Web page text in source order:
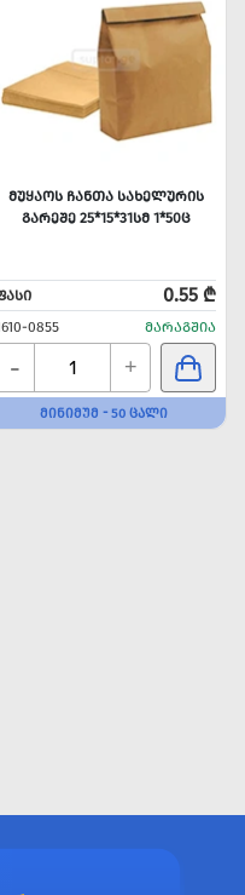
ᲛᲣᲧᲐᲝᲡ ᲩᲐᲜᲗᲐ ᲡᲐᲮᲔᲚᲣᲠᲘᲡ
ᲒᲐᲠᲔᲨᲔ 25*15*31ᲡᲛ 1*50Ც
0.55 ₾
0855 ᲛᲐᲠᲐᲒᲨᲘᲐ
- +
ᲛᲘᲜᲘᲛᲣᲛ - 50 ᲪᲐᲚᲘ